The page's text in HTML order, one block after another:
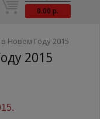
0.00 р.
Новом Году 2015
2015